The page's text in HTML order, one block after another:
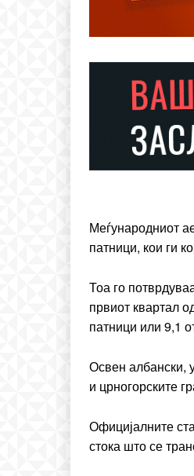
Меѓународниот
патници, кои ги
Тоа го
првиот квартал
патници или 9,1
Освен албански,
и црногорските
Официјалните
стока што се